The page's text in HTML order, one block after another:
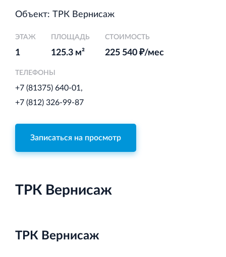
ЛЕННИИПРОЕКТ
Проектный институт по жилищно‐гражданскому
Кингисепп
Объект: ТРК Вернисаж
ЭТАЖ
1
ПЛОЩАДЬ
125.3 м²
СТОИМОСТЬ
225 540 ₽/мес
ТЕЛЕФОНЫ
+7 (81375) 640-01
+7 (812) 326-99-87
Записаться на просмотр
ТРК Вернисаж
ТРК Вернисаж